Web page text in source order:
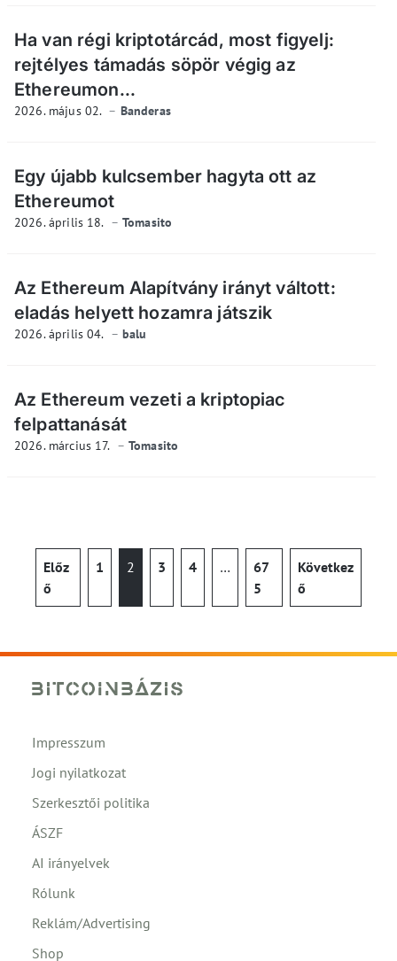
Ha van régi kriptotárcád, most figyelj:
rejtélyes támadás söpör végig az
Ethereumon...
2026. május 02. Banderas
Egy újabb kulcsember hagyta ott az
Ethereumot
2026. április 18. Tomasito
Az Ethereum Alapítvány irányt váltott:
eladás helyett hozamra játszik
2026. április 04. balu
Az Ethereum vezeti a kriptopiac
felpattanását
2026. március 17. Tomasito
Előz
ő
1 2 3 4 …
67
5
Következ
ő
Impresszum
Jogi nyilatkozat
Szerkesztői politika
ÁSZF
AI irányelvek
Rólunk
Reklám/Advertising
Shop